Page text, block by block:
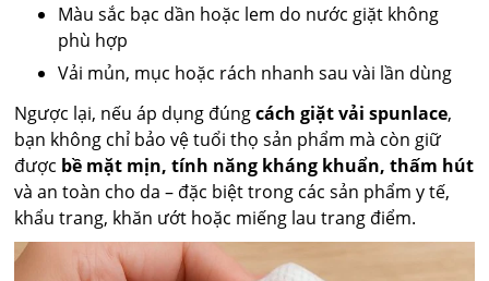
Màu sắc bạc dần hoặc lem do nước giặt không
phù hợp
Vải mủn, mục hoặc rách nhanh sau vài lần dùng
Ngược lại, nếu áp dụng đúngcách giặt vải spunlace,
bạn không chỉ bảo vệ tuổi thọ sản phẩm mà còn giữ
được bề mặt mịn, tính năng kháng khuẩn, thấm hút
và an toàn cho da – đặc biệt trong các sản phẩm y tế,
khẩu trang, khăn ướt hoặc miếng lau trang điểm.